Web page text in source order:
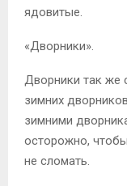
ядовитые.
«Дворники».
Дворники так же
зимних
зимними
осторожно,
не сломать.